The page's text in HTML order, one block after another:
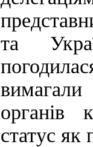
та
органів
статус як